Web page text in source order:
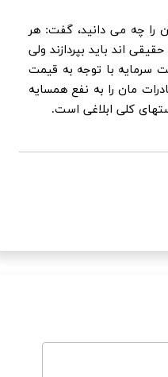
را چه می دانید، گفت: هر
اند بايد بپردازند ولى
سرمايه با توجه به قيمت
مان را به نفع همسايه
كلى ابلاغى است.